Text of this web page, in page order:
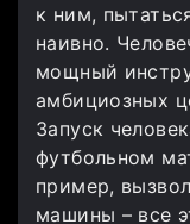
к ним,
наивно.
мощный
амбициозных
Запуск
футбольном
пример,
машины – все